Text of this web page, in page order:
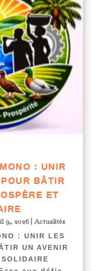
: UNIR
BÂTIR
ET
9, 2026|Actualités
: UNIR LES
UN AVENIR